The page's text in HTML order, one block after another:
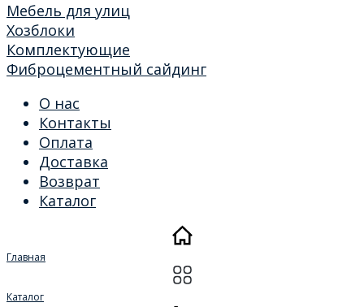
Мебель для улиц
Хозблоки
Комплектующие
Фиброцементный сайдинг
О нас
Контакты
Оплата
Доставка
Возврат
Каталог
Главная
Каталог